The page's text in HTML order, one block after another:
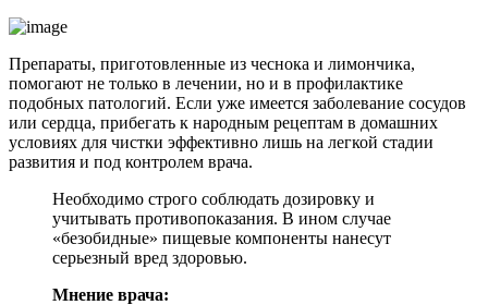
Препараты, приготовленные из чеснока и лимончика,
помогают не только в лечении, но и в профилактике
подобных патологий. Если уже имеется заболевание сосудов
или сердца, прибегать к народным рецептам в домашних
условиях для чистки эффективно лишь на легкой стадии
развития и под контролем врача.
Необходимо строго соблюдать дозировку и
учитывать противопоказания. В ином случае
«безобидные» пищевые компоненты нанесут
серьезный вред здоровью.
Мнение врача: